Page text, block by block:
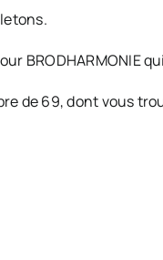
BRODHARMONIE
de 69, dont vous